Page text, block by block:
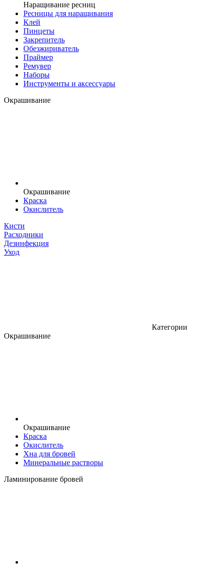
Наращивание ресниц
Ресницы для наращивания
Клей
Пинцеты
Закрепитель
Обезжириватель
Праймер
Ремувер
Наборы
Инструменты и аксессуары
Окрашивание
Окрашивание
Краска
Окислитель
Кисти
Расходники
Дезинфекция
Уход
Категории
Окрашивание
Окрашивание
Краска
Окислитель
Хна для бровей
Минеральные растворы
Ламинирование бровей